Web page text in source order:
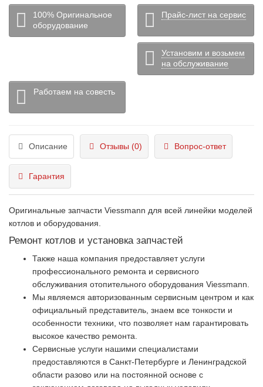
100% Оригинальное
оборудование
Прайс-лист на сервис
Установим и возьмем
на обслуживание
Работаем на совесть
Описание Отзывы (0) Вопрос-ответ
Гарантия
Оригинальные запчасти Viessmann для всей линейки моделей
котлов и оборудования.
Ремонт котлов и установка запчастей
Также наша компания предоставляет услуги
профессионального ремонта и сервисного
обслуживания отопительного оборудования Viessmann.
Мы являемся авторизованным сервисным центром и как
официальный представитель, знаем все тонкости и
особенности техники, что позволяет нам гарантировать
высокое качество ремонта.
Сервисные услуги нашими специалистами
предоставляются в Санкт-Петербурге и Ленинградской
области разово или на постоянной основе с